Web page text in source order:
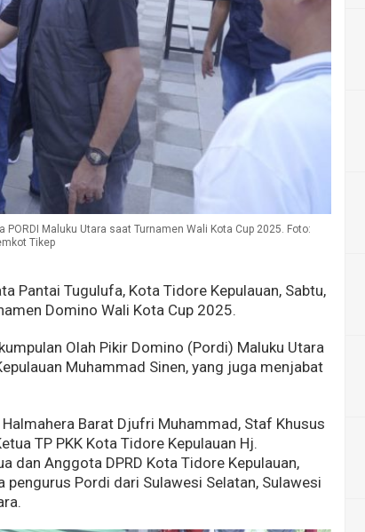
Maluku Utara saat Turnamen Wali Kota Cup 2025. Foto:
Tikep
Pantai Tugulufa, Kota Tidore Kepulauan, Sabtu,
Domino Wali Kota Cup 2025.
Olah Pikir Domino (Pordi) Maluku Utara
Muhammad Sinen, yang juga menjabat
Barat Djufri Muhammad, Staf Khusus
TP PKK Kota Tidore Kepulauan Hj.
dan Anggota DPRD Kota Tidore Kepulauan,
Pordi dari Sulawesi Selatan, Sulawesi